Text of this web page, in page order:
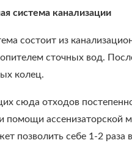
система канализации
состоит из
сточных вод.
колец.
сюда отходов
помощи ассенизаторской
позволить себе 1-2 раза